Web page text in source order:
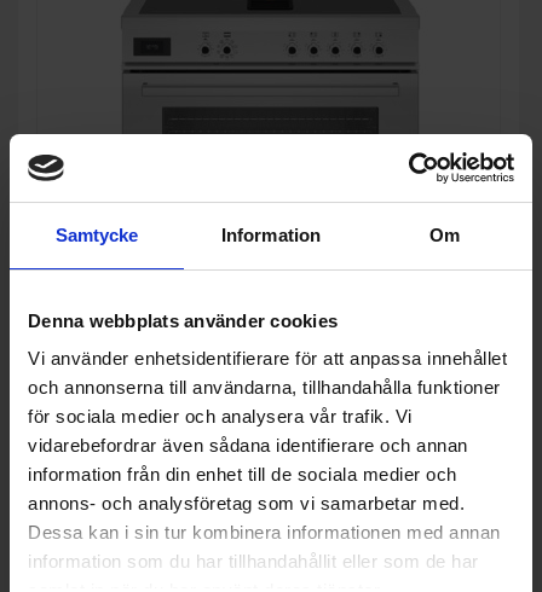
Samtycke Information Om
Denna webbplats använder cookies
Vi använder enhetsidentifierare för att anpassa innehållet
och annonserna till användarna, tillhandahålla funktioner
för sociala medier och analysera vår trafik. Vi
vidarebefordrar även sådana identifierare och annan
information från din enhet till de sociala medier och
annons- och analysföretag som vi samarbetar med.
Dessa kan i sin tur kombinera informationen med annan
information som du har tillhandahållit eller som de har
Induktionsspis
Bertazzoni PROCH94I1EXT Induktionsspis inbyggd Fläkt
Rostfri
A
PRODUKTBLAD
Spänning (V): 230
79 995:-